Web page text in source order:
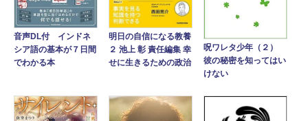
音声DL付 インドネ
シア語の基本が７日間
でわかる本
明日の自信になる教養
２ 池上 彰 責任編集 幸
せに生きるための政治
呪ワレタ少年（２）
彼の秘密を知ってはい
けない